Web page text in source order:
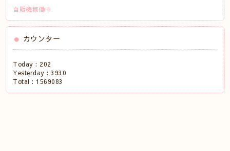
自販機稼働中
カウンター
Today : 202
Yesterday :3930
Total : 1569083